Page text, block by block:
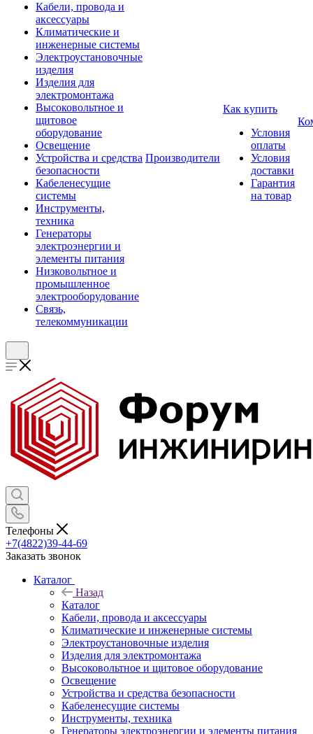
Кабели, провода и
аксессуары
Климатические и
инженерные системы
Электроустановочные
изделия
Изделия для
электромонтажа
Высоковольтное и
щитовое
оборудование
Освещение
Устройства и средства
безопасности
Кабеленесущие
системы
Инструменты,
техника
Генераторы
электроэнергии и
элементы питания
Низковольтное и
промышленное
электрооборудование
Связь,
телекоммуникации
Производители
Как купить
Условия
оплаты
Условия
доставки
Гарантия
на товар
Телефоны
+7(4822)39-44-69
Заказать звонок
Каталог
Назад
Каталог
Кабели, провода и аксессуары
Климатические и инженерные системы
Электроустановочные изделия
Изделия для электромонтажа
Высоковольтное и щитовое оборудование
Освещение
Устройства и средства безопасности
Кабеленесущие системы
Инструменты, техника
Генераторы электроэнергии и элементы питания